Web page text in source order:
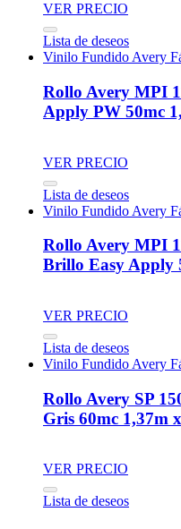
VER PRECIO
Lista de deseos
Vinilo Fundido Avery
Rollo Avery MPI
Apply PW 50mc
VER PRECIO
Lista de deseos
Vinilo Fundido Avery
Rollo Avery MPI
Brillo Easy Apply
VER PRECIO
Lista de deseos
Vinilo Fundido Avery
Rollo Avery SP
Gris 60mc 1,37m
VER PRECIO
Lista de deseos